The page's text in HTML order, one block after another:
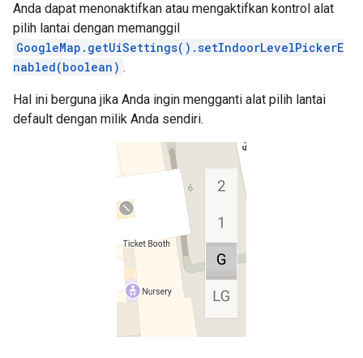
Anda dapat menonaktifkan atau mengaktifkan kontrol alat
pilih lantai dengan memanggil
GoogleMap.getUiSettings().setIndoorLevelPickerE
nabled(boolean) .
Hal ini berguna jika Anda ingin mengganti alat pilih lantai
default dengan milik Anda sendiri.